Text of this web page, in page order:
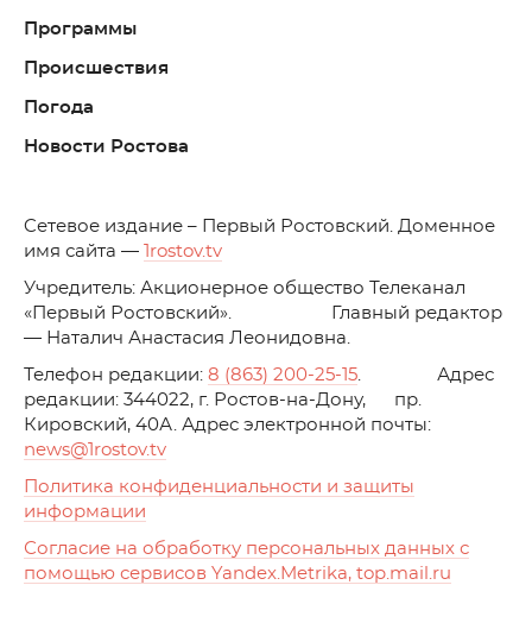
Программы
Происшествия
Погода
Новости Ростова
Cетевое издание – Первый Ростовский. Доменное
имя сайта —
1rostov.tv
Учредитель: Акционерное общество Телеканал
«Первый Ростовский». Главный редактор
— Наталич Анастасия Леонидовна.
Телефон редакции: 8 (863) 200-25-15. Адрес
редакции: 344022, г. Ростов-на-Дону, пр.
Кировский, 40А. Адрес электронной почты:
news@1rostov.tv
Политика конфиденциальности и защиты
информации
Согласие на обработку персональных данных с
помощью сервисов Yandex.Metrika, top.mail.ru